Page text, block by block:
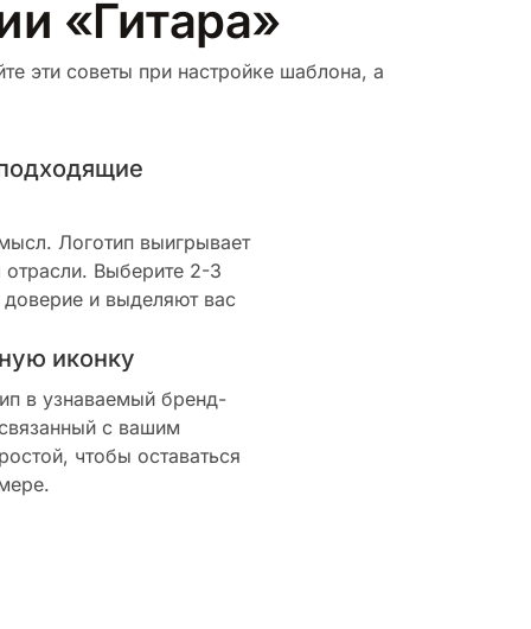
«Гитара»
эти советы при настройке шаблона, а
Логотип выигрывает
Выберите 2-3
и выделяют вас
иконку
в узнаваемый бренд-
с вашим
чтобы оставаться